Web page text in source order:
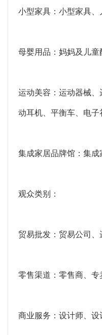
小型家具：小型家具
母婴用品：妈妈及儿
运动美容：运动器械
动耳机、平衡车、电子
集成家居品牌馆：集
观众类别：
贸易批发：贸易公司
零售渠道：零售商、
商业服务：设计师、